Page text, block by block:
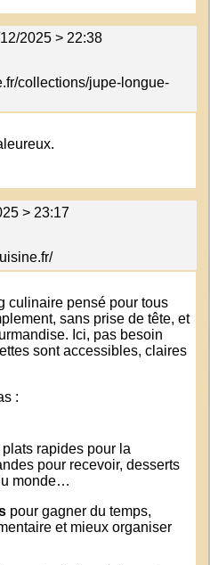
2025 > 22:38
collections/jupe-longue-
> 23:17
culinaire pensé pour tous
sans prise de tête, et
Ici, pas besoin
sont accessibles, claires
:
rapides pour la
pour recevoir, desserts
monde…
pour gagner du temps,
et mieux organiser